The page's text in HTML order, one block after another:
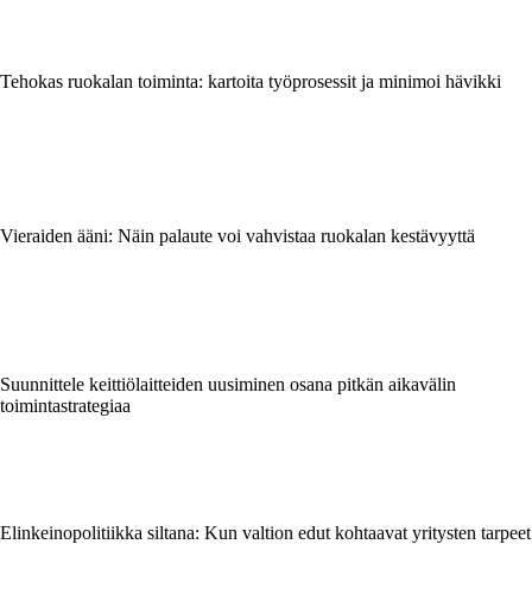
Tehokas ruokalan toiminta: kartoita työprosessit ja minimoi hävikki
Vieraiden ääni: Näin palaute voi vahvistaa ruokalan kestävyyttä
Suunnittele keittiölaitteiden uusiminen osana pitkän aikavälin
toimintastrategiaa
Elinkeinopolitiikka siltana: Kun valtion edut kohtaavat yritysten tarpeet